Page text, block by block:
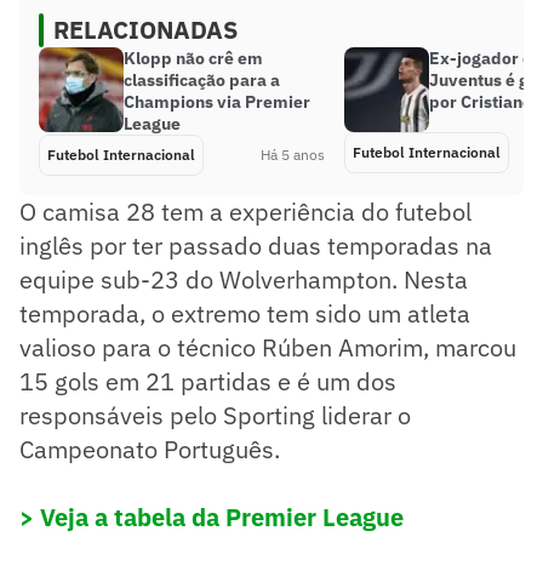
RELACIONADAS
Klopp não crê em
classificação para a
Champions via Premier
League
Futebol Internacional Há 5 anos
Ex-jogador
Juventus é
por Cristiano
Futebol Internacional
O camisa 28 tem a experiência do futebol
inglês por ter passado duas temporadas na
equipe sub-23 do Wolverhampton. Nesta
temporada, o extremo tem sido um atleta
valioso para o técnico Rúben Amorim, marcou
15 gols em 21 partidas e é um dos
responsáveis pelo Sporting liderar o
Campeonato Português.
> Veja a tabela da Premier League